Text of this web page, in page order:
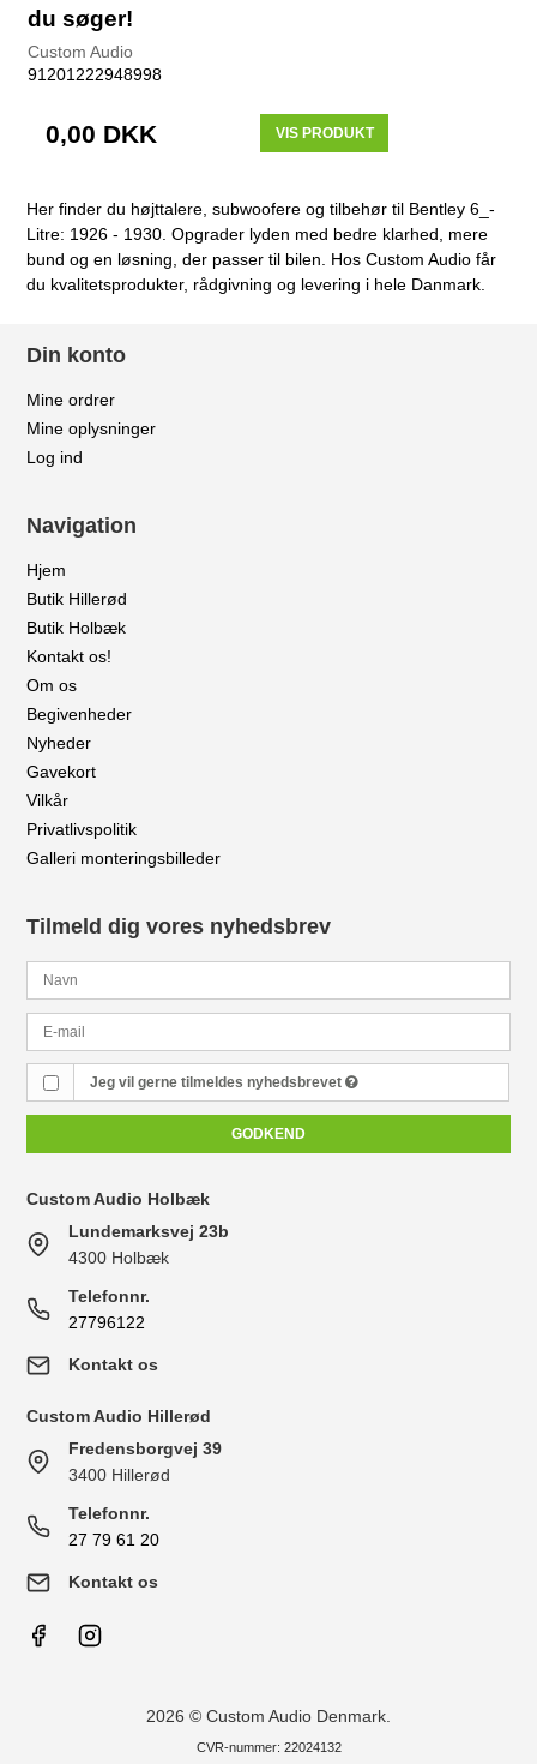
du søger!
Custom Audio
91201222948998
0,00 DKK VIS PRODUKT
Her finder du højttalere, subwoofere og tilbehør til Bentley 6_-
Litre: 1926 - 1930. Opgrader lyden med bedre klarhed, mere
bund og en løsning, der passer til bilen. Hos Custom Audio får
du kvalitetsprodukter, rådgivning og levering i hele Danmark.
Din konto
Mine ordrer
Mine oplysninger
Log ind
Navigation
Hjem
Butik Hillerød
Butik Holbæk
Kontakt os!
Om os
Begivenheder
Nyheder
Gavekort
Vilkår
Privatlivspolitik
Galleri monteringsbilleder
Tilmeld dig vores nyhedsbrev
Jeg vil gerne tilmeldes nyhedsbrevet
GODKEND
Custom Audio Holbæk
Lundemarksvej 23b
4300 Holbæk
Telefonnr.
27796122
Kontakt os
Custom Audio Hillerød
Fredensborgvej 39
3400 Hillerød
Telefonnr.
27 79 61 20
Kontakt os
2026 © Custom Audio Denmark.
CVR-nummer: 22024132